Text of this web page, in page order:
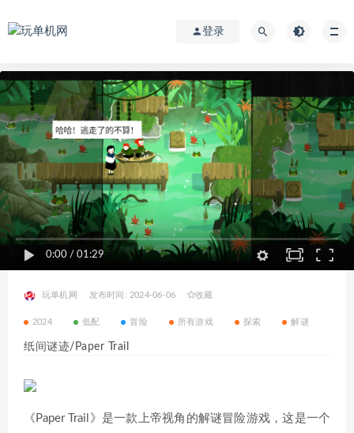
登录
0:00 / 01:29
玩单机网 发布时间: 2024-06-06 收藏
2024 低配 冒险 所有游戏 探索 解谜
纸间谜迹/Paper Trail
《Paper Trail》是一款上帝视角的解谜冒险游戏，这是一个